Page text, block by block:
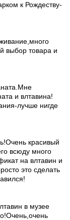
к Рождеству-
выбор товара и
и влтавина!
лучше нигде
красивый
всюду много
на влтавин и
это сделать
в музее